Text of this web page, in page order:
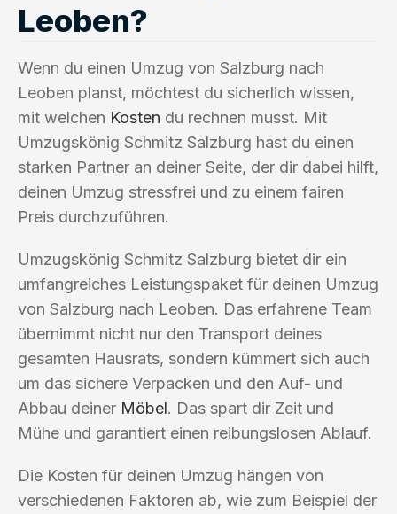
Leoben?
Wenn du einen Umzug von Salzburg nach
Leoben planst, möchtest du sicherlich wissen,
mit welchen Kosten du rechnen musst. Mit
Umzugskönig Schmitz Salzburg hast du einen
starken Partner an deiner Seite, der dir dabei hilft,
deinen Umzug stressfrei und zu einem fairen
Preis durchzuführen.
Umzugskönig Schmitz Salzburg bietet dir ein
umfangreiches Leistungspaket für deinen Umzug
von Salzburg nach Leoben. Das erfahrene Team
übernimmt nicht nur den Transport deines
gesamten Hausrats, sondern kümmert sich auch
um das sichere Verpacken und den Auf- und
Abbau deiner Möbel. Das spart dir Zeit und
Mühe und garantiert einen reibungslosen Ablauf.
Die Kosten für deinen Umzug hängen von
verschiedenen Faktoren ab, wie zum Beispiel der